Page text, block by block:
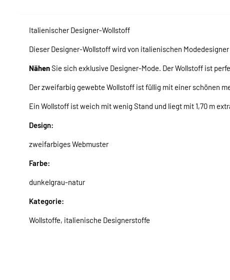
Italienischer Designer-Wollstoff
Dieser Designer-Wollstoff wird von italienischen
NähenSie sich exklusive Designer-Mode. Der Wollstoff ist
Der zweifarbig gewebte Wollstoff ist füllig mit einer schönen
Ein Wollstoff ist weich mit wenig Stand und liegt mit 1,70 m
Design:
zweifarbiges Webmuster
Farbe:
dunkelgrau-natur
Kategorie:
Wollstoffe, italienische Designerstoffe